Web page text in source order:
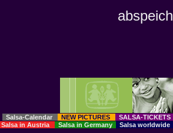
Salsa-Calendar NEW PICTURES
SALSA-
Salsa in Austria
Salsa in Germany Salsa worldwide